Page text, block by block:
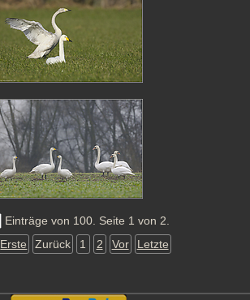
Einträge von 100. Seite 1 von 2.
Erste Zurück 1 2 Vor Letzte